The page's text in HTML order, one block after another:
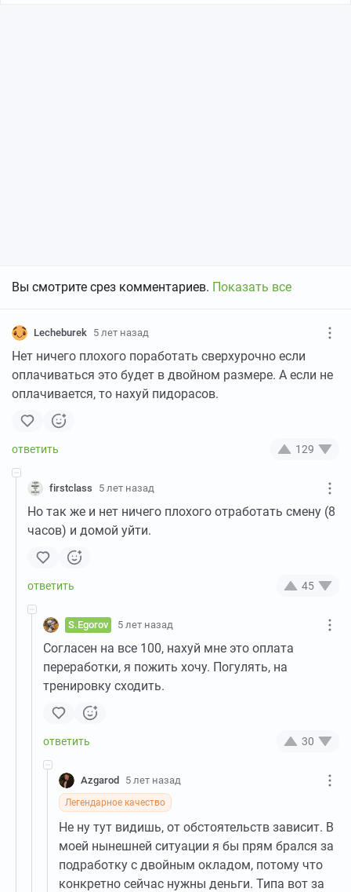
Вы смотрите срез комментариев. Показать все
Lecheburek 5 лет назад
Нет ничего плохого поработать сверхурочно если
оплачиваться это будет в двойном размере. А если не
оплачивается, то нахуй пидорасов.
129
firstclass 5 лет назад
Но так же и нет ничего плохого отработать смену (8
часов) и домой уйти.
45
S.Egorov 5 лет назад
Согласен на все 100, нахуй мне это оплата
переработки, я пожить хочу. Погулять, на
тренировку сходить.
30
Azgarod 5 лет назад
Легендарное качество
Не ну тут видишь, от обстоятельств зависит. В
моей нынешней ситуации я бы прям брался за
подработку с двойным окладом, потому что
конкретно сейчас нужны деньги. Типа вот за